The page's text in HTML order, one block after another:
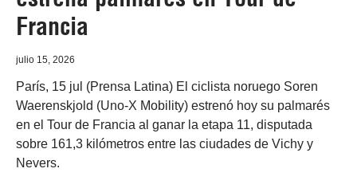
Francia
julio 15, 2026
París, 15 jul (Prensa Latina) El ciclista noruego Soren
Waerenskjold (Uno-X Mobility) estrenó hoy su palmarés
en el Tour de Francia al ganar la etapa 11, disputada
sobre 161,3 kilómetros entre las ciudades de Vichy y
Nevers.